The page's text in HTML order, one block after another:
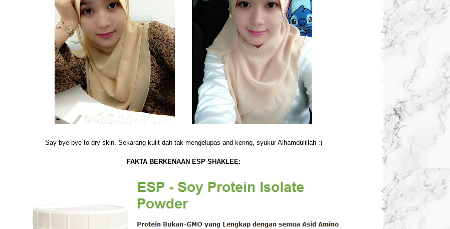
Say bye-bye to dry skin. Sekarang kulit dah tak mengelupas and kering, syukur Alhamdulillah :)
FAKTA BERKENAAN ESP SHAKLEE: